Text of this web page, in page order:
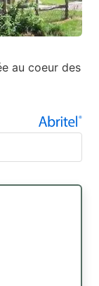
au coeur des